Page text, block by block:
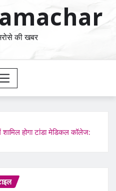
की खबर
शामिल होगा टांडा मेडिकल कॉलेज: